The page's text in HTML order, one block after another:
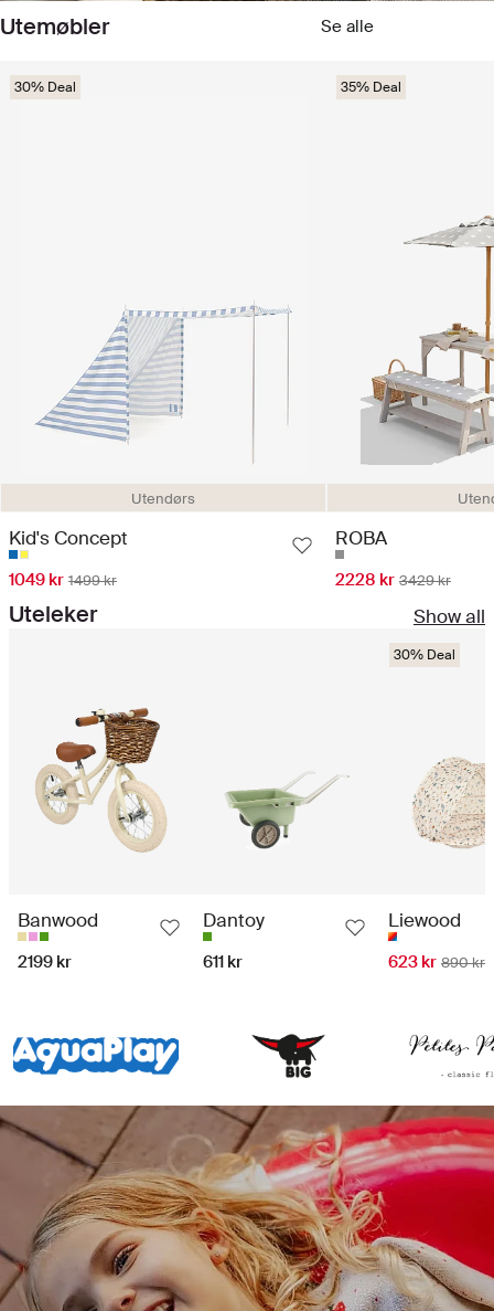
Utemøbler Se alle
Utendørs
30% Deal
Kid's Concept
1049 kr 1499 kr
35% Deal
ROBA
2228 kr 3429 kr
Uteleker Show all
Banwood
2199 kr
Dantoy
611 kr
30% Deal
Liewood
623 kr 890 kr